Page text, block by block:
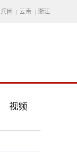
兵团 | 云南 | 浙江
视频